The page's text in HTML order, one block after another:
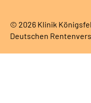
© 2026 Klinik
Deutschen